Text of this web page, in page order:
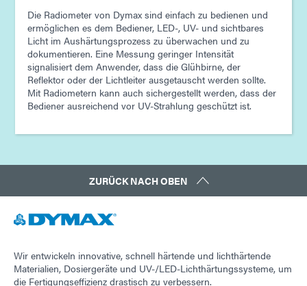
Die Radiometer von Dymax sind einfach zu bedienen und
ermöglichen es dem Bediener, LED-, UV- und sichtbares
Licht im Aushärtungsprozess zu überwachen und zu
dokumentieren. Eine Messung geringer Intensität
signalisiert dem Anwender, dass die Glühbirne, der
Reflektor oder der Lichtleiter ausgetauscht werden sollte.
Mit Radiometern kann auch sichergestellt werden, dass der
Bediener ausreichend vor UV-Strahlung geschützt ist.
ZURÜCK NACH OBEN
Wir entwickeln innovative, schnell härtende und lichthärtende
Materialien, Dosiergeräte und UV-/LED-Lichthärtungssysteme, um
die Fertigungseffizienz drastisch zu verbessern.